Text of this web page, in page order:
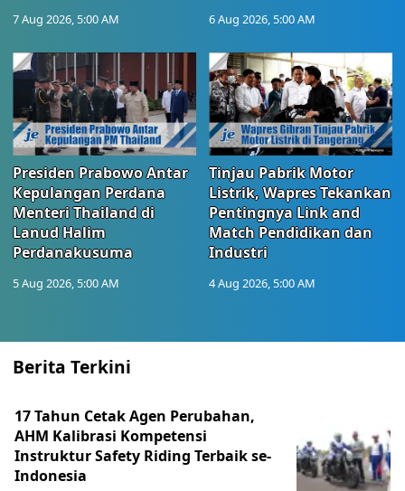
7 Aug 2026, 5:00 AM 6 Aug 2026, 5:00 AM
Presiden Prabowo Antar
Kepulangan Perdana
Menteri Thailand di
Lanud Halim
Perdanakusuma
5 Aug 2026, 5:00 AM
Tinjau Pabrik Motor
Listrik, Wapres Tekankan
Pentingnya Link and
Match Pendidikan dan
Industri
4 Aug 2026, 5:00 AM
Berita Terkini
17 Tahun Cetak Agen Perubahan,
AHM Kalibrasi Kompetensi
Instruktur Safety Riding Terbaik se-
Indonesia